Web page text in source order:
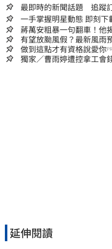
最即時的新聞話題 追蹤
一手掌握明
蔣萬安粗暴一句翻車！他
哪時道歉
有望放颱風假？最新風
標準
做到這點才有資格說愛你PR
獨家／曹雨婷遭控拿工會
延伸閱讀